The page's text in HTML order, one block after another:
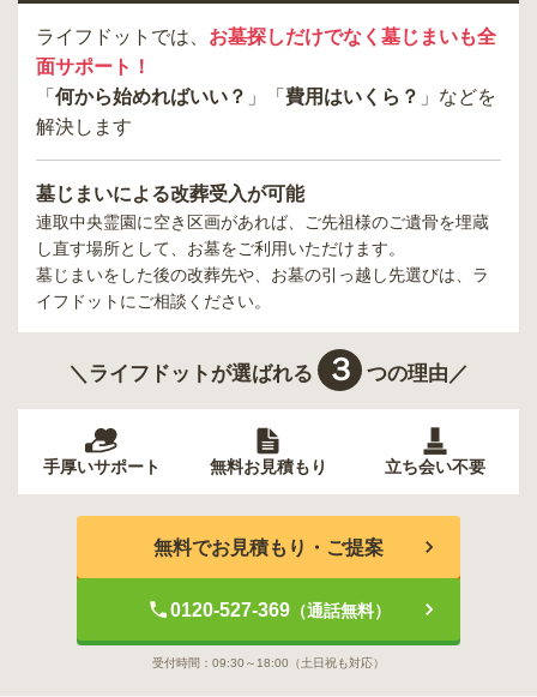
ライフドットでは、 お墓探しだけでなく墓じまいも全
面サポート！
「 何から始めればいい？ 」「 費用はいくら？ 」などを
解決します
墓じまいによる改葬受入が可能
連取中央霊園に空き区画があれば、ご先祖様のご遺骨を埋蔵
し直す場所として、お墓をご利用いただけます。
墓じまいをした後の改葬先や、お墓の引っ越し先選びは、ラ
イフドットにご相談ください。
＼ライフドットが選ばれる ３ つの理由／
手厚いサポート 無料お見積もり 立ち会い不要
無料でお見積もり・ご提案
0120-527-369（通話無料）
受付時間： 09:30～18:00 （土日祝も対応）